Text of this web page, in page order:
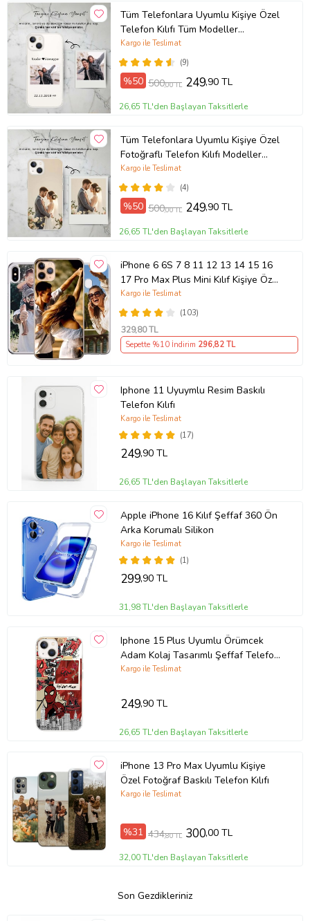
Tüm Telefonlara Uyumlu Kişiye Özel
Telefon Kılıfı Tüm Modeller
Açıklamada
(9)
Kargo ile Teslimat
%50 500,00 TL 249,90 TL
26,65 TL'den Başlayan Taksitlerle
Tüm Telefonlara Uyumlu Kişiye Özel
Fotoğraflı Telefon Kılıfı Modeller
Açıklamada
(4)
Kargo ile Teslimat
%50 500,00 TL 249,90 TL
26,65 TL'den Başlayan Taksitlerle
iPhone 6 6S 7 8 11 12 13 14 15 16
17 Pro Max Plus Mini Kılıf Kişiye Özel
Resimli Fotoğraflı Silikon
(103)
Kargo ile Teslimat
329,80 TL
Sepette %10 İndirim 296,82 TL
Iphone 11 Uyuymlu Resim Baskılı
Telefon Kılıfı
(17)
Kargo ile Teslimat
249,90 TL
26,65 TL'den Başlayan Taksitlerle
Apple iPhone 16 Kılıf Şeffaf 360 Ön
Arka Korumalı Silikon
(1)
Kargo ile Teslimat
299,90 TL
31,98 TL'den Başlayan Taksitlerle
Iphone 15 Plus Uyumlu Örümcek
Adam Kolaj Tasarımlı Şeffaf Telefon
Kılıfı
Kargo ile Teslimat
249,90 TL
26,65 TL'den Başlayan Taksitlerle
iPhone 13 Pro Max Uyumlu Kişiye
Özel Fotoğraf Baskılı Telefon Kılıfı
Kargo ile Teslimat
%31 434,80 TL 300,00 TL
32,00 TL'den Başlayan Taksitlerle
Son Gezdikleriniz